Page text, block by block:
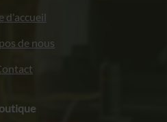
d'accueil
de nous